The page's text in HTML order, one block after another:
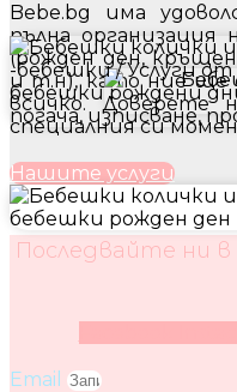
Bebe.bg има
пълна организация
(рожден ден,
и т.н), като ние ще
всичко. Доверете
специалния си
Нашите услуги
Последвайте ни
Email